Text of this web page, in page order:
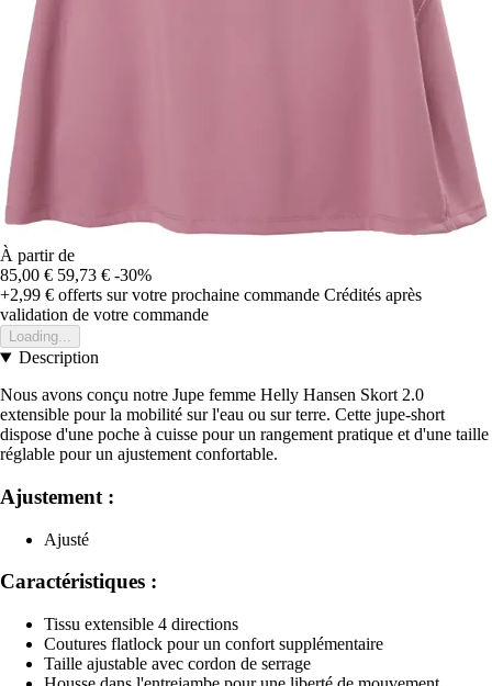
À partir de
85,00 € 59,73 € -30%
+2,99 € offerts sur votre prochaine commande Crédités après
validation de votre commande
Loading...
Description
Nous avons conçu notre Jupe femme Helly Hansen Skort 2.0
extensible pour la mobilité sur l'eau ou sur terre. Cette jupe-short
dispose d'une poche à cuisse pour un rangement pratique et d'une taille
réglable pour un ajustement confortable.
Ajustement :
Ajusté
Caractéristiques :
Tissu extensible 4 directions
Coutures flatlock pour un confort supplémentaire
Taille ajustable avec cordon de serrage